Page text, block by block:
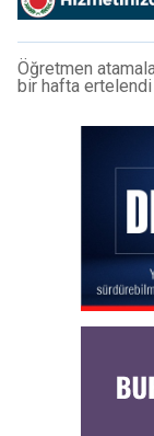
Öğretmen
bir hafta ertelendi